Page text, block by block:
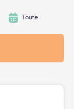
Toute